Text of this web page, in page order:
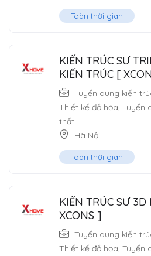
Toàn thời gian
KIẾN TRÚC SƯ
KIẾN TRÚC [
Tuyển dụng kiến
Thiết kế đồ họa, Tuyển
thất
Hà Nội
Toàn thời gian
KIẾN TRÚC SƯ
XCONS ]
Tuyển dụng kiến
Thiết kế đồ họa, Tuyển